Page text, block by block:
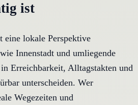
ist
eine lokale Perspektive
Innenstadt und umliegende
Erreichbarkeit, Alltagstakten und
unterscheiden. Wer
Wegezeiten und